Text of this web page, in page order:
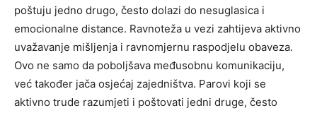
poštuju jedno drugo, često dolazi do nesuglasica i
emocionalne distance. Ravnoteža u vezi zahtijeva aktivno
uvažavanje mišljenja i ravnomjernu raspodjelu obaveza.
Ovo ne samo da poboljšava međusobnu komunikaciju,
već također jača osjećaj zajedništva. Parovi koji se
aktivno trude razumjeti i poštovati jedni druge, često